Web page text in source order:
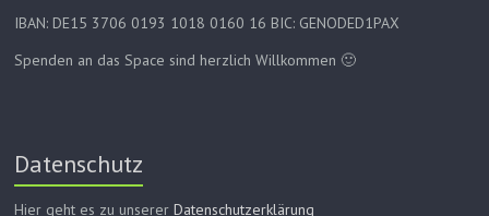
IBAN: DE15 3706 0193 1018 0160 16 BIC: GENODED1PAX
Spenden an das Space sind herzlich Willkommen 🙂
Datenschutz
Hier geht es zu unsererDatenschutzerklärung